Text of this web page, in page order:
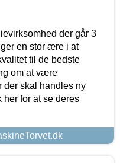
der går 3
en stor ære i at
til de bedste
om at være
der skal handles ny
for at se deres